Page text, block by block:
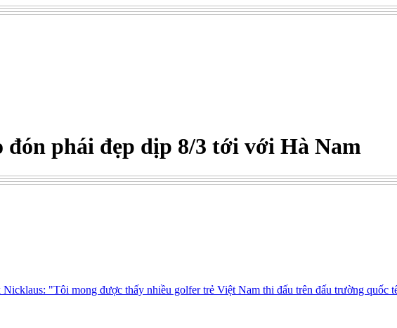
đón phái đẹp dịp 8/3 tới với Hà Nam
"Tôi mong được thấy nhiều golfer trẻ Việt Nam thi đấu trên đấu trường quốc